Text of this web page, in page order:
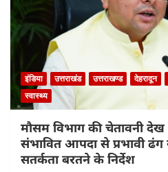
इंडिया उत्तराखंड उत्तराखण्ड देहरादून
स्वास्थ्य
मौसम विभाग की चेतावनी देख
संभावित आपदा से प्रभावी
सतर्कता बरतने के निर्देश